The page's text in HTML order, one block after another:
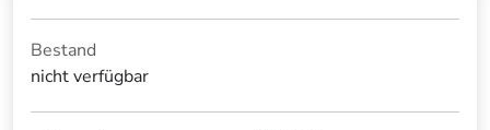
Bestand
nicht verfügbar